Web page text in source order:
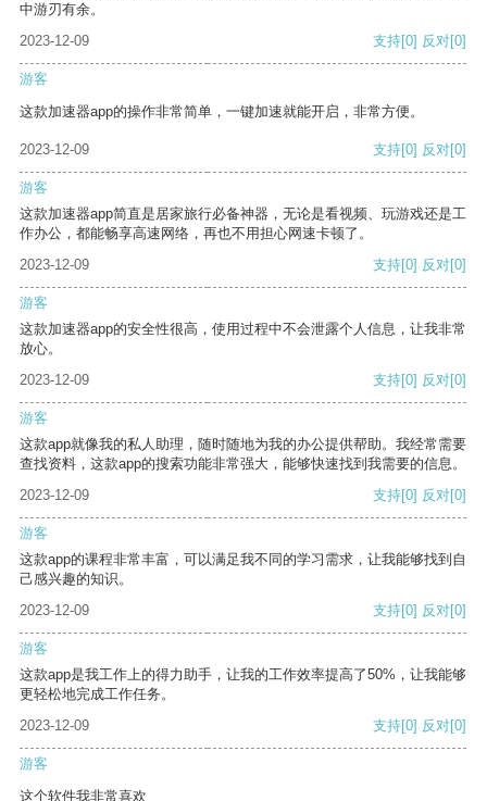
中游刃有余。
2023-12-09
支持[0] 反对[0]
游客
这款加速器app的操作非常简单，一键加速就能开启，非常方便。
2023-12-09 支持[0] 反对[0]
游客
这款加速器app简直是居家旅行必备神器，无论是看视频、玩游戏还是工
作办公，都能畅享高速网络，再也不用担心网速卡顿了。
2023-12-09
支持[0] 反对[0]
游客
这款加速器app的安全性很高，使用过程中不会泄露个人信息，让我非常
放心。
2023-12-09
支持[0] 反对[0]
游客
这款app就像我的私人助理，随时随地为我的办公提供帮助。我经常需要
查找资料，这款app的搜索功能非常强大，能够快速找到我需要的信息。
2023-12-09
支持[0] 反对[0]
游客
这款app的课程非常丰富，可以满足我不同的学习需求，让我能够找到自
己感兴趣的知识。
2023-12-09
支持[0] 反对[0]
游客
这款app是我工作上的得力助手，让我的工作效率提高了50%，让我能够
更轻松地完成工作任务。
2023-12-09
支持[0] 反对[0]
游客
这个软件我非常喜欢